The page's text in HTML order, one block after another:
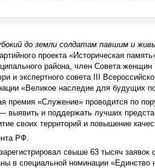
до земли солдатам павшим и
проекта «Историческая
района, член Совета
и экспертного совета III
«Великое наследие для будущих
премия «Служение» проводится по
и поддержать лучших
своих территорий и повышение
РФ.
свыше 63 тысяч
в специальной номинации «Единство